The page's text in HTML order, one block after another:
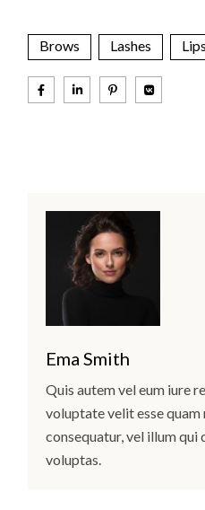
Brows Lashes Lips
Ema Smith
Quis autem vel eum iure
voluptate velit esse
consequatur, vel illum
voluptas.